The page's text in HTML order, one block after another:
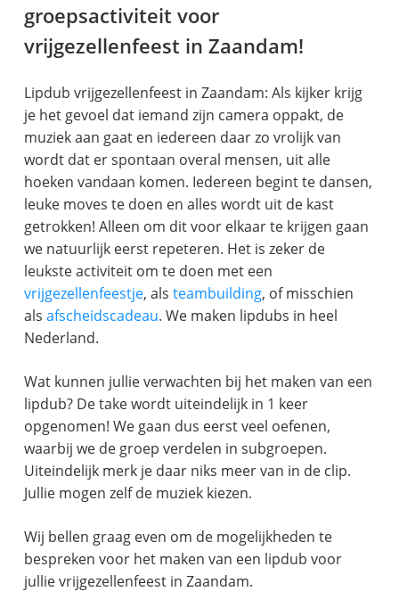
groepsactiviteit voor
vrijgezellenfeest in Zaandam!
Lipdub vrijgezellenfeest in Zaandam: Als kijker krijg
je het gevoel dat iemand zijn camera oppakt, de
muziek aan gaat en iedereen daar zo vrolijk van
wordt dat er spontaan overal mensen, uit alle
hoeken vandaan komen. Iedereen begint te dansen,
leuke moves te doen en alles wordt uit de kast
getrokken! Alleen om dit voor elkaar te krijgen gaan
we natuurlijk eerst repeteren. Het is zeker de
leukste activiteit om te doen met een
vrijgezellenfeestje, alsteambuilding, of misschien
alsafscheidscadeau. We maken lipdubs in heel
Nederland.
Wat kunnen jullie verwachten bij het maken van een
lipdub? De take wordt uiteindelijk in 1 keer
opgenomen! We gaan dus eerst veel oefenen,
waarbij we de groep verdelen in subgroepen.
Uiteindelijk merk je daar niks meer van in de clip.
Jullie mogen zelf de muziek kiezen.
Wij bellen graag even om de mogelijkheden te
bespreken voor het maken van een lipdub voor
jullie vrijgezellenfeest in Zaandam.